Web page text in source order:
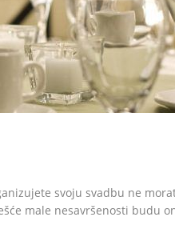
svoju svadbu ne
male nesavršenosti budu